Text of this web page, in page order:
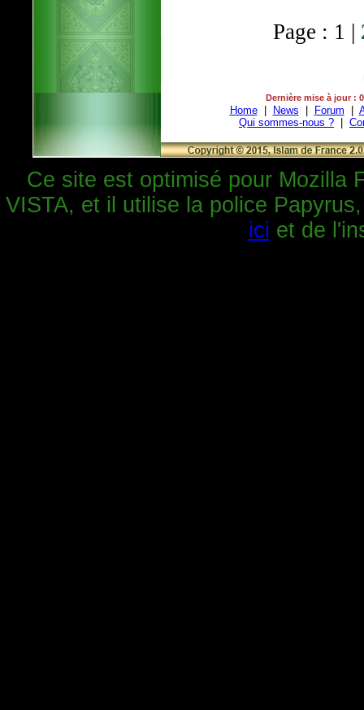
Page : 1 |
Dernière mise à jour :
Home| News | Forum |
Qui sommes-nous ? |
Ce site est optimisé pour Mozilla
VISTA, et il utilise la police
ici et de